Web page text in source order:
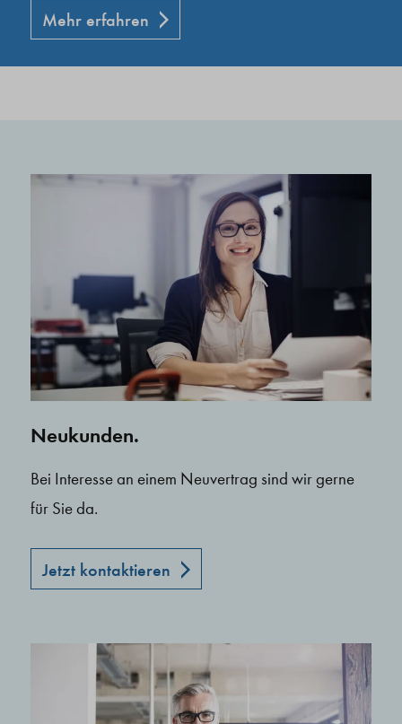
Mehr erfahren
Neukunden.
Bei Interesse an einem Neuvertrag sind wir gerne
für Sie da.
Jetzt kontaktieren